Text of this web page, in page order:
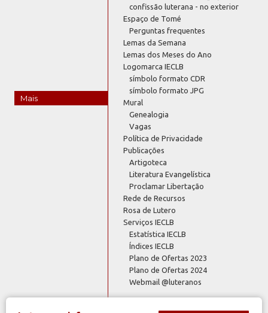
Mais
confissão luterana - no exterior
Espaço de Tomé
Perguntas frequentes
Lemas da Semana
Lemas dos Meses do Ano
Logomarca IECLB
símbolo formato CDR
símbolo formato JPG
Mural
Genealogia
Vagas
Política de Privacidade
Publicações
Artigoteca
Literatura Evangelística
Proclamar Libertação
Rede de Recursos
Rosa de Lutero
Serviços IECLB
Estatística IECLB
Índices IECLB
Plano de Ofertas 2023
Plano de Ofertas 2024
Webmail @luteranos